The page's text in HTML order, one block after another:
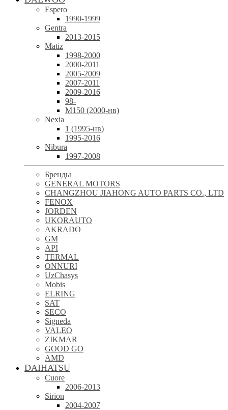
Espero
1990-1999
Gentra
2013-2015
Matiz
1998-2000
2000-2011
2005-2009
2007-2011
2009-2016
98-
М150 (2000-нв)
Nexia
1 (1995-нв)
1995-2016
Nibura
1997-2008
Бренды
GENERAL MOTORS
CHANGZHOU JIAHONG AUTO PARTS CO., LTD
FENOX
JORDEN
UKORAUTO
AKRADO
GM
API
TERMAL
ONNURI
UzChasys
Mobis
ELRING
SAT
SECO
Signeda
VALEO
ZIKMAR
GOOD GO
AMD
DAIHATSU
Cuore
2006-2013
Sirion
2004-2007